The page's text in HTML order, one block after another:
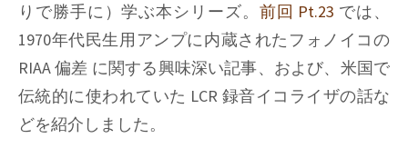
りで勝手に）学ぶ本シリーズ。 前回 Pt.23 では、
1970年代民生用アンプに内蔵されたフォノイコの
RIAA 偏差 に関する興味深い記事、および、米国で
伝統的に使われていた LCR 録音イコライザの話な
どを紹介しました。